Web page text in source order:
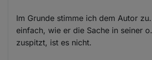
Im Grunde stimme ich dem Autor
einfach, wie er die Sache in seiner
zuspitzt, ist es nicht.